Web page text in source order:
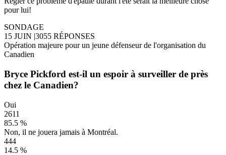
pour lui!
SONDAGE
15 JUIN |3055 RÉPONSES
Opération majeure pour un jeune défenseur de l'organisation du
Canadien
Bryce Pickford est-il un espoir à surveiller de près
chez le Canadien?
Oui
2611
85.5 %
Non, il ne jouera jamais à Montréal.
444
14.5 %